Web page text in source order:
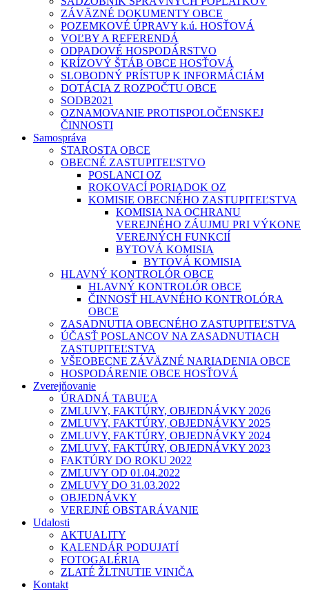
ZÁVÄZNÉ DOKUMENTY OBCE
POZEMKOVÉ ÚPRAVY k.ú. HOSŤOVÁ
VOĽBY A REFERENDÁ
ODPADOVÉ HOSPODÁRSTVO
KRÍZOVÝ ŠTÁB OBCE HOSŤOVÁ
SLOBODNÝ PRÍSTUP K INFORMÁCIÁM
DOTÁCIA Z ROZPOČTU OBCE
SODB2021
OZNAMOVANIE PROTISPOLOČENSKEJ
ČINNOSTI
Samospráva
STAROSTA OBCE
OBECNÉ ZASTUPITEĽSTVO
POSLANCI OZ
ROKOVACÍ PORIADOK OZ
KOMISIE OBECNÉHO ZASTUPITEĽSTVA
KOMISIA NA OCHRANU
VEREJNÉHO ZÁUJMU PRI VÝKONE
VEREJNÝCH FUNKCIÍ
BYTOVÁ KOMISIA
BYTOVÁ KOMISIA
HLAVNÝ KONTROLÓR OBCE
HLAVNÝ KONTROLÓR OBCE
ČINNOSŤ HLAVNÉHO KONTROLÓRA
OBCE
ZASADNUTIA OBECNÉHO ZASTUPITEĽSTVA
ÚČASŤ POSLANCOV NA ZASADNUTIACH
ZASTUPITEĽSTVA
VŠEOBECNE ZÁVÄZNÉ NARIADENIA OBCE
HOSPODÁRENIE OBCE HOSŤOVÁ
Zverejňovanie
ÚRADNÁ TABUĽA
ZMLUVY, FAKTÚRY, OBJEDNÁVKY 2026
ZMLUVY, FAKTÚRY, OBJEDNÁVKY 2025
ZMLUVY, FAKTÚRY, OBJEDNÁVKY 2024
ZMLUVY, FAKTÚRY, OBJEDNÁVKY 2023
FAKTÚRY DO ROKU 2022
ZMLUVY OD 01.04.2022
ZMLUVY DO 31.03.2022
OBJEDNÁVKY
VEREJNÉ OBSTARÁVANIE
Udalosti
AKTUALITY
KALENDÁR PODUJATÍ
FOTOGALÉRIA
ZLATÉ ŽLTNUTIE VINIČA
Kontakt